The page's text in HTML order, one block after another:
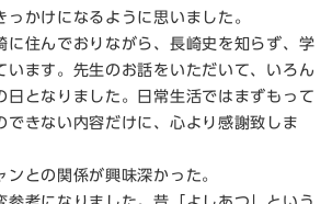
っかけになるように思いました。
に住んでおりながら、長崎史を知らず、学
います。先生のお話をいただいて、いろん
日となりました。日常生活ではまずもって
できない内容だけに、心より感謝致しま
ンとの関係が興味深かった。